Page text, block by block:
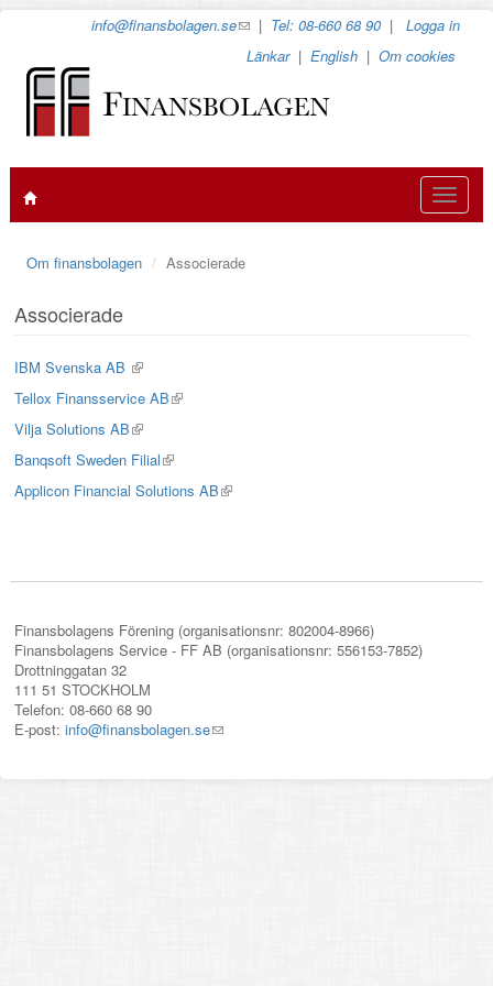
info@finansbolagen.se(link
e-
| Tel: 08-660 68 90 |Logga in
Länkar|English |Om cookies
Toggle
Om finansbolagen Associerade
Associerade
IBM Svenska AB (link
external)
Tellox Finansservice AB(link
Vilja Solutions AB(link
external)
Banqsoft Sweden Filial(link
external)
Applicon Financial Solutions AB(link
Finansbolagens Förening (organisationsnr: 802004-8966)
Finansbolagens Service - FF AB (organisationsnr: 556153-7852)
Drottninggatan 32
111 51 STOCKHOLM
Telefon: 08-660 68 90
E-post:info@finansbolagen.se(link